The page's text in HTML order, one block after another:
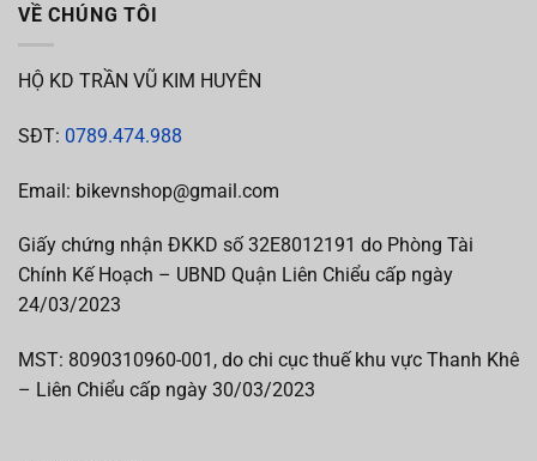
VỀ CHÚNG TÔI
HỘ KD TRẦN VŨ KIM HUYÊN
SĐT: 0789.474.988
Email: bikevnshop@gmail.com
Giấy chứng nhận ĐKKD số 32E8012191 do Phòng Tài
Chính Kế Hoạch – UBND Quận Liên Chiểu cấp ngày
24/03/2023
MST: 8090310960-001, do chi cục thuế khu vực Thanh Khê
– Liên Chiểu cấp ngày 30/03/2023